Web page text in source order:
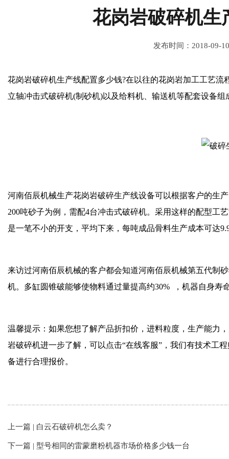
花岗岩破碎机生
发布时间：2018-09-
花岗岩破碎机生产线配置多少钱?在以往的花岗岩加工工艺
立轴冲击式破碎机(制砂机)以及给料机、输送机等配套设备
河南佰辰机械生产花岗岩破碎生产线设备可以根据客户的生
200吨砂子为例，需配4台冲击式破碎机。采用这样的配型工
是一笔不小的开支，平均下来，每吨成品骨料生产成本可达
来访过河南佰辰机械的客户都会知道河南佰辰机械第五代制
机。多缸圆锥破能够使物料通过量提高约30% ，机器自身寿
温馨提示：如果您想了解产品折扣价，进料粒度，生产能力
岩破碎机进一步了解，可以点击“在线客服”，我们有技术工
备进行合理报价。
上一篇 | 白云石破碎机怎么卖？
下一篇 | 型号相同的雷蒙磨粉机器市场价格多少钱一台